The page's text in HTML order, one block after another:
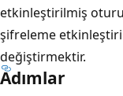
etkinleştirilmiş
şifreleme
değiştirmektir.
Adımlar